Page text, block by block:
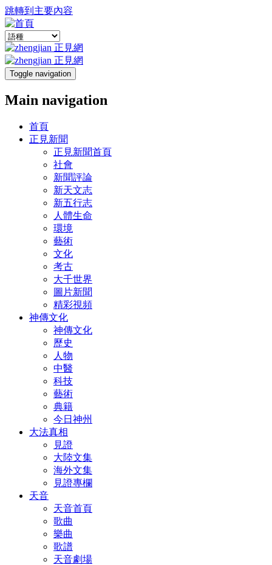
跳轉到主要內容
Toggle navigation
Main navigation
首頁
正見新聞
正見新聞首頁
社會
新聞評論
新天文志
新五行志
人體生命
環境
藝術
文化
考古
大千世界
圖片新聞
精彩視頻
神傳文化
神傳文化
歷史
人物
中醫
科技
藝術
典籍
今日神州
大法真相
見證
大陸文集
海外文集
見證專欄
天音
天音首頁
歌曲
樂曲
歌譜
天音劇場